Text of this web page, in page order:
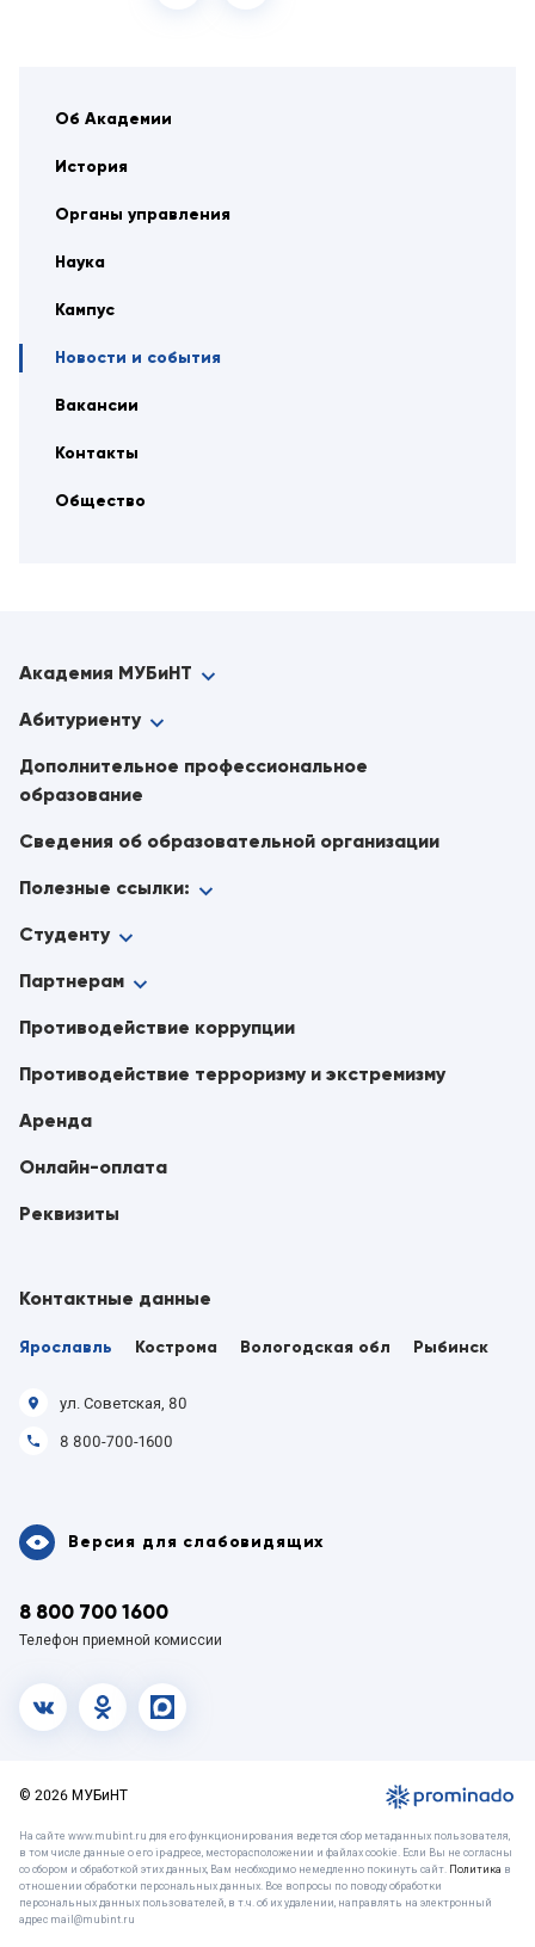
Об Академии
История
Органы управления
Наука
Кампус
Новости и события
Вакансии
Контакты
Общество
Академия МУБиНТ
Абитуриенту
Дополнительное профессиональное
образование
Сведения об образовательной организации
Полезные ссылки:
Версия для слабовидящих
8 800 700 1600
Телефон приемной комиссии
vk.com
Студенту
Партнерам
Противодействие коррупции
Противодействие терроризму и экстремизму
Аренда
Онлайн-оплата
Реквизиты
Контактные данные
Ярославль Кострома Вологодская обл Рыбинск
ул. Советская, 80
8 800-700-1600
© 2026 МУБиНТ
На сайте www.mubint.ru для его функционирования ведется сбор метаданных пользователя,
в том числе данные о его ip-адресе, месторасположении и файлах cookie. Если Вы не согласны
со сбором и обработкой этих данных, Вам необходимо немедленно покинуть сайт. Политика в
отношении обработки персональных данных. Все вопросы по поводу обработки
персональных данных пользователей, в т.ч. об их удалении, направлять на электронный
адрес mail@mubint.ru